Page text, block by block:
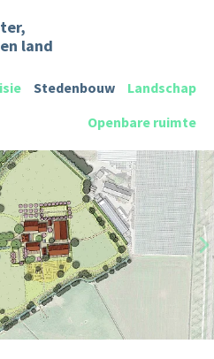
land
Stedenbouw
Landschap
Openbare ruimte